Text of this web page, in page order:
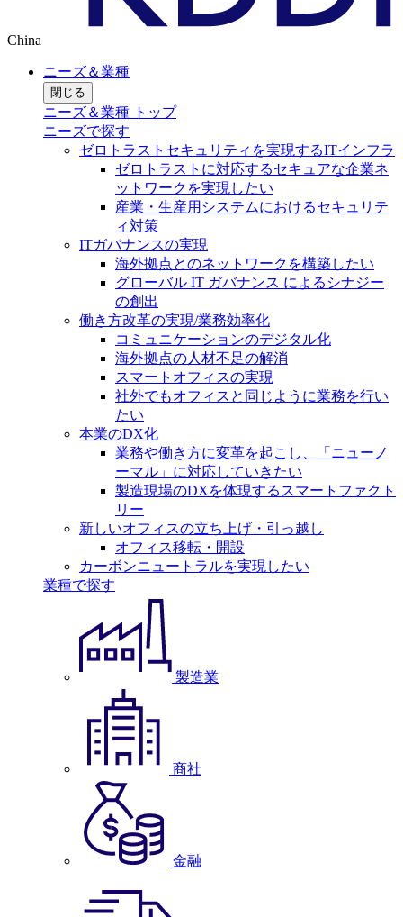
China
ニーズ＆業種
閉じる
ニーズ＆業種 トップ
ニーズで探す
ゼロトラストセキュリティを実現するITインフラ
ゼロトラストに対応するセキュアな企業ネ
ットワークを実現したい
産業・生産用システムにおけるセキュリテ
ィ対策
ITガバナンスの実現
海外拠点とのネットワークを構築したい
グローバル IT ガバナンス によるシナジー
の創出
働き方改革の実現/業務効率化
コミュニケーションのデジタル化
海外拠点の人材不足の解消
スマートオフィスの実現
社外でもオフィスと同じように業務を行い
たい
本業のDX化
業務や働き方に変革を起こし、「ニューノ
ーマル」に対応していきたい
製造現場のDXを体現するスマートファクト
リー
新しいオフィスの立ち上げ・引っ越し
オフィス移転・開設
カーボンニュートラルを実現したい
業種で探す
製造業
商社
金融